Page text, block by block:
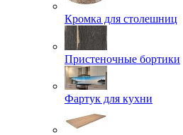
Кромка для столешниц
Пристеночные бортики
Фартук для кухни